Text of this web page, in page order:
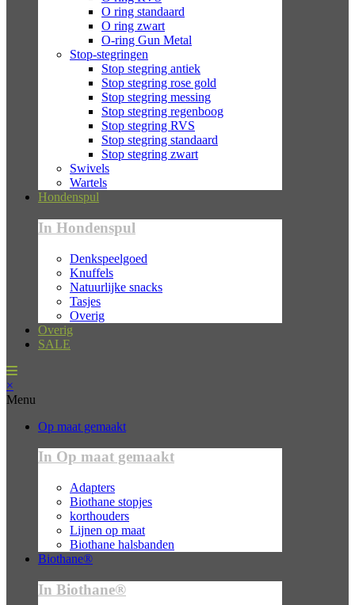
O ring standaard
O ring zwart
O-ring Gun Metal
Stop-stegringen
Stop stegring antiek
Stop stegring rose gold
Stop stegring messing
Stop stegring regenboog
Stop stegring RVS
Stop stegring standaard
Stop stegring zwart
Swivels
Wartels
Hondenspul
In Hondenspul
Denkspeelgoed
Knuffels
Natuurlijke snacks
Tasjes
Overig
Overig
SALE
×
Menu
Op maat gemaakt
In Op maat gemaakt
Adapters
Biothane stopjes
korthouders
Lijnen op maat
Biothane halsbanden
Biothane®
In Biothane®